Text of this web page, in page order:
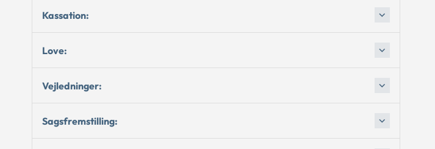
Kassation:
Love:
Vejledninger:
Sagsfremstilling: